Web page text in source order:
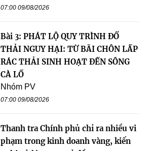
07:00 09/08/2026
Bài 3: PHÁT LỘ QUY TRÌNH ĐỔ
THẢI NGUY HẠI: TỪ BÃI CHÔN LẤP
RÁC THẢI SINH HOẠT ĐẾN SÔNG
CÀ LỒ
Nhóm PV
07:00 09/08/2026
Thanh tra Chính phủ chỉ ra nhiều vi
phạm trong kinh doanh vàng, kiến